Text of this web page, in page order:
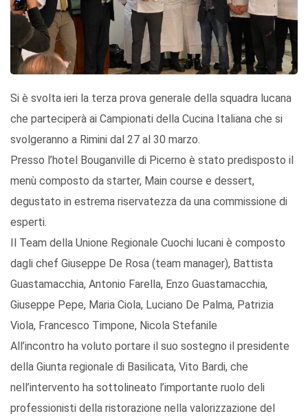
Si è svolta ieri la terza prova generale della squadra lucana
che parteciperà ai Campionati della Cucina Italiana che si
svolgeranno a Rimini dal 27 al 30 marzo.
Presso l’hotel Bouganville di Picerno è stato predisposto il
menù composto da starter, Main course e dessert,
degustato in estrema riservatezza da una commissione di
esperti.
Il Team della Unione Regionale Cuochi lucani è composto
dagli chef Giuseppe De Rosa (team manager), Battista
Guastamacchia, Antonio Farella, Enzo Guastamacchia,
Giuseppe Pepe, Maria Ciola, Luciano De Palma, Patrizia
Viola, Francesco Timpone, Nicola Stefanile
All’incontro ha voluto portare il suo sostegno il presidente
della Giunta regionale di Basilicata, Vito Bardi, che
nell’intervento ha sottolineato l’importante ruolo deli
professionisti della ristorazione nella valorizzazione del